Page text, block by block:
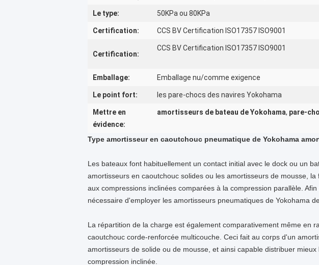
Le type: 50KPa ou 80KPa
Certification: CCS BV Certification ISO17357 ISO9001
Certification:
CCS BV Certification ISO17357 ISO9001
Emballage: Emballage nu/comme exigence
Le point fort: les pare-chocs des navires Yokohama
Mettre en
évidence:
amortisseurs de bateau de Yokohama, pare-
Type amortisseur en caoutchouc pneumatique de Yokohama
Les bateaux font habituellement un contact initial avec le dock ou un
amortisseurs en caoutchouc solides ou les amortisseurs de mousse,
aux compressions inclinées comparées à la compression parallèle.
nécessaire d'employer les amortisseurs pneumatiques de Yokohama
La répartition de la charge est également comparativement même en
caoutchouc corde-renforcée multicouche. Ceci fait au corps d'un
amortisseurs de solide ou de mousse, et ainsi capable distribuer
compression inclinée.